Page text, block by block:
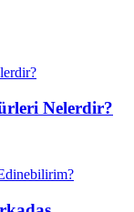
Nelerdir?